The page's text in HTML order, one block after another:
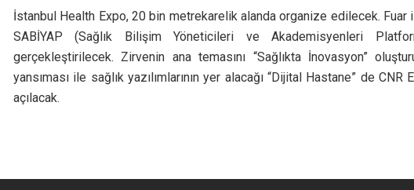
İstanbul Health Expo, 20 bin metrekarelik alanda organize edilecek. Fuar
SABİYAP (Sağlık Bilişim Yöneticileri ve Akademisyenleri
gerçekleştirilecek. Zirvenin ana temasını “Sağlıkta İnovasyon”
yansıması ile sağlık yazılımlarının yer alacağı “Dijital Hastane” de
açılacak.